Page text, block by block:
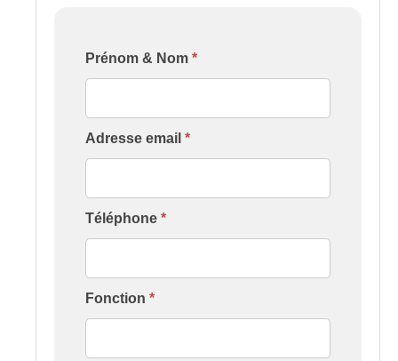
Formulaire
[Contact
Prénom & Nom *
Adresse email *
Téléphone *
Fonction *